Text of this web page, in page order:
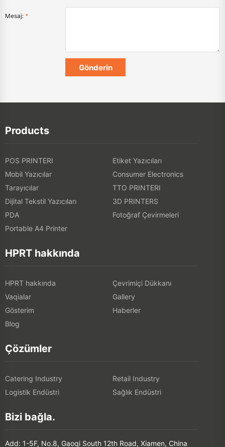
Mesaj: *
Products
POS PRINTERI
Etiket Yazıcıları
Mobil Yazıcılar
Consumer Electronics
Tarayıcılar
TTO PRINTERI
Dijital Tekstil Yazıcıları
3D PRINTERS
PDA
Fotoğraf Çevirmeleri
Portable A4 Printer
HPRT hakkında
HPRT hakkında
Çevrimiçi Dükkanı
Vaqialar
Gallery
Gösterim
Haberler
Blog
Çözümler
Catering Industry
Retail Industry
Logistik Endüstri
Sağlık Endüstri
Bizi bağla.
Add: 1-5F, No.8, Gaoqi South 12th Road, Xiamen, China